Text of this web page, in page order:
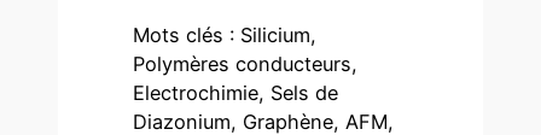
Mots clés : Silicium,
Polymères conducteurs,
Electrochimie, Sels de
Diazonium, Graphène, AFM,